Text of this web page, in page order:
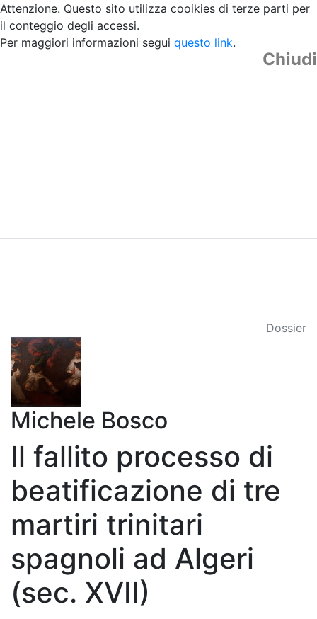
Attenzione. Questo sito utilizza cooikies di terze parti per
il conteggio degli accessi.
Per maggiori informazioni segui questo link.
Chiudi
Dossier
Michele Bosco
Il fallito processo di
beatificazione di tre
martiri trinitari
spagnoli ad Algeri
(sec. XVII)